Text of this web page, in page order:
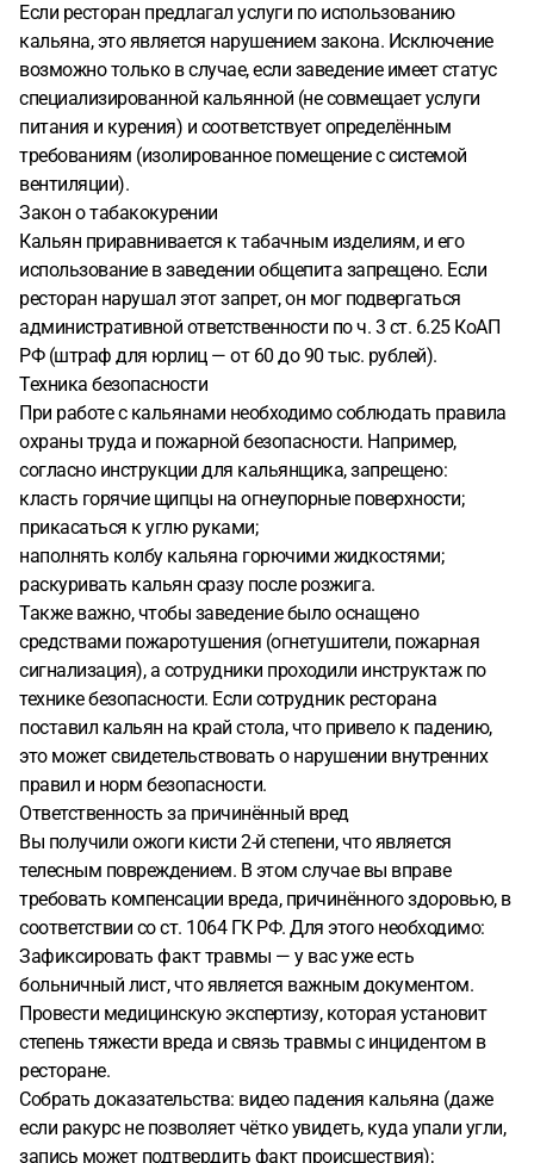
Если ресторан предлагал услуги по использованию
кальяна, это является нарушением закона. Исключение
возможно только в случае, если заведение имеет статус
специализированной кальянной (не совмещает услуги
питания и курения) и соответствует определённым
требованиям (изолированное помещение с системой
вентиляции).
Закон о табакокурении
Кальян приравнивается к табачным изделиям, и его
использование в заведении общепита запрещено. Если
ресторан нарушал этот запрет, он мог подвергаться
административной ответственности по ч. 3 ст. 6.25 КоАП
РФ (штраф для юрлиц — от 60 до 90 тыс. рублей).
Техника безопасности
При работе с кальянами необходимо соблюдать правила
охраны труда и пожарной безопасности. Например,
согласно инструкции для кальянщика, запрещено:
класть горячие щипцы на огнеупорные поверхности;
прикасаться к углю руками;
наполнять колбу кальяна горючими жидкостями;
раскуривать кальян сразу после розжига.
Также важно, чтобы заведение было оснащено
средствами пожаротушения (огнетушители, пожарная
сигнализация), а сотрудники проходили инструктаж по
технике безопасности. Если сотрудник ресторана
поставил кальян на край стола, что привело к падению,
это может свидетельствовать о нарушении внутренних
правил и норм безопасности.
Ответственность за причинённый вред
Вы получили ожоги кисти 2-й степени, что является
телесным повреждением. В этом случае вы вправе
требовать компенсации вреда, причинённого здоровью, в
соответствии со ст. 1064 ГК РФ. Для этого необходимо:
Зафиксировать факт травмы — у вас уже есть
больничный лист, что является важным документом.
Провести медицинскую экспертизу, которая установит
степень тяжести вреда и связь травмы с инцидентом в
ресторане.
Собрать доказательства: видео падения кальяна (даже
если ракурс не позволяет чётко увидеть, куда упали угли,
запись может подтвердить факт происшествия);